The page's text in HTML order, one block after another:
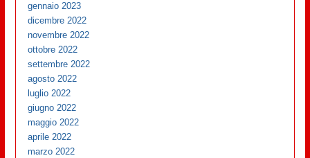
gennaio 2023
dicembre 2022
novembre 2022
ottobre 2022
settembre 2022
agosto 2022
luglio 2022
giugno 2022
maggio 2022
aprile 2022
marzo 2022